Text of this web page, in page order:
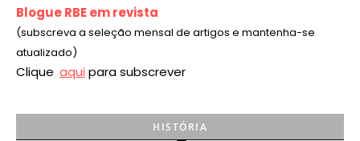
Blogue RBE em revista
(subscreva a seleção mensal de artigos e mantenha-se
atualizado)
Clique aqui para subscrever
HISTÓRIA